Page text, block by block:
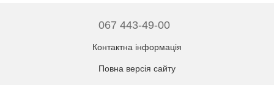
067 443-49-00
Контактна інформація
Повна версія сайту